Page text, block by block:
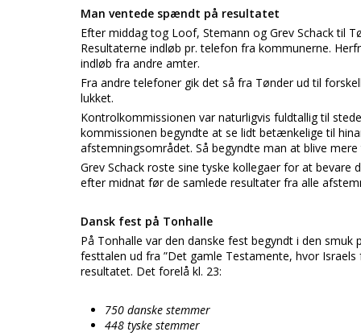
Man ventede spændt på resultatet
Efter middag tog Loof, Stemann og Grev Schack til
Resultaterne indløb pr. telefon fra kommunerne.
indløb fra andre amter.
Fra andre telefoner gik det så fra Tønder ud til
lukket.
Kontrolkommissionen var naturligvis fuldtallig til
kommissionen begyndte at se lidt betænkelige til
afstemningsområdet. Så begyndte man at blive mere
Grev Schack roste sine tyske kollegaer for at bevare
efter midnat før de samlede resultater fra alle
Dansk fest på Tonhalle
På Tonhalle var den danske fest begyndt i den
festtalen ud fra ”Det gamle Testamente, hvor
resultatet. Det forelå kl. 23:
750 danske stemmer
448 tyske stemmer